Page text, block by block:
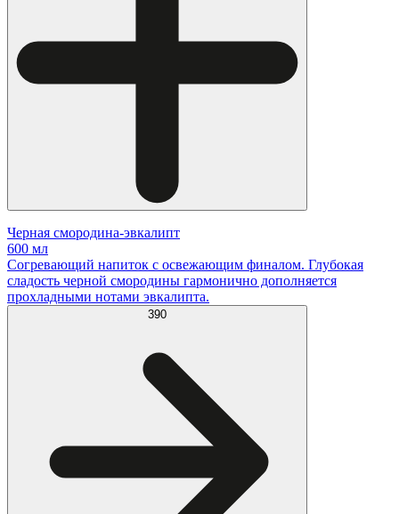
Черная смородина-эвкалипт
600 мл
Согревающий напиток с освежающим финалом. Глубокая
сладость черной смородины гармонично дополняется
прохладными нотами эвкалипта.
390